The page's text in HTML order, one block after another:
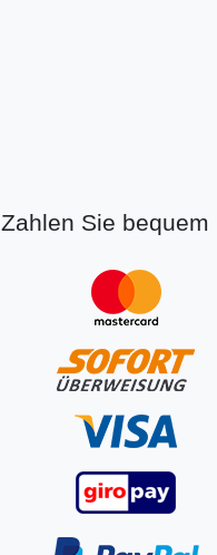
Zahlen Sie bequem